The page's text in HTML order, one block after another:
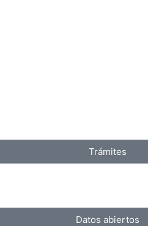
Trámites
Datos abiertos